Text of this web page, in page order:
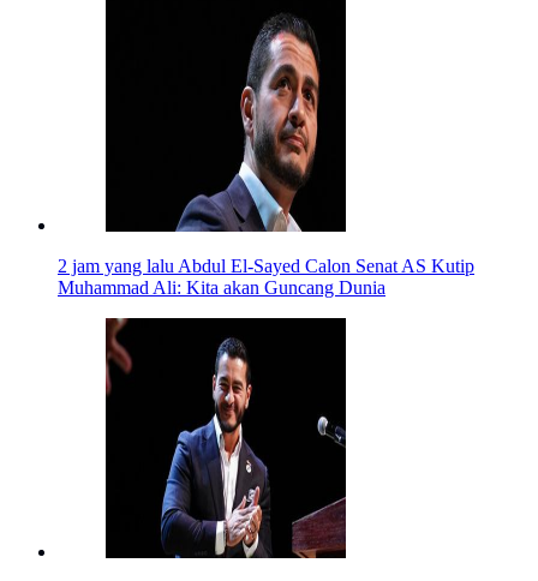
2 jam yang laluAbdul El-Sayed Calon Senat AS Kutip
Muhammad Ali: Kita akan Guncang Dunia